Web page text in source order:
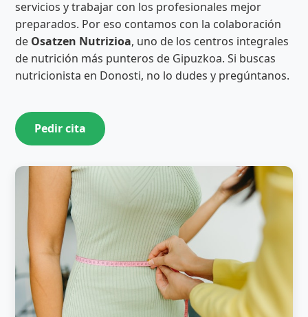
servicios y trabajar con los profesionales mejor
preparados. Por eso contamos con la colaboración
de Osatzen Nutrizioa, uno de los centros integrales
de nutrición más punteros de Gipuzkoa. Si buscas
nutricionista en Donosti, no lo dudes y pregúntanos.
Pedir cita